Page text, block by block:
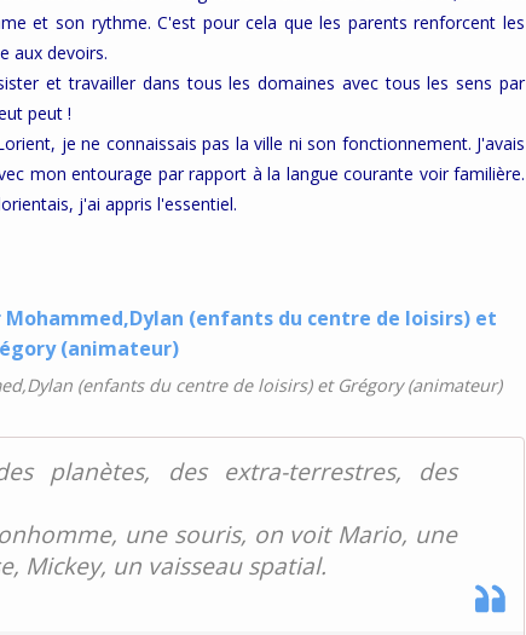
et son rythme. C'est pour cela que les parents renforcent les
aux devoirs.
et travailler dans tous les domaines avec tous les sens par
peut !
je ne connaissais pas la ville ni son fonctionnement. J'avais
mon entourage par rapport à la langue courante voir familière.
j'ai appris l'essentiel.
(enfants du centre de loisirs) et Grégory (animateur)
planètes, des extra-terrestres, des
une souris, on voit Mario, une
Mickey, un vaisseau spatial.